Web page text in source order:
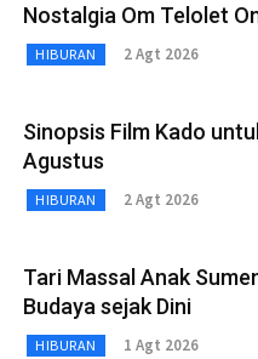
Nostalgia Om Telolet
HIBURAN 2 Agt 2026
Sinopsis Film Kado
Agustus
HIBURAN 2 Agt 2026
Tari Massal Anak
Budaya sejak Dini
HIBURAN 1 Agt 2026